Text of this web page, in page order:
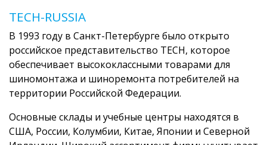
TECH-RUSSIA
В 1993 году в Санкт-Петербурге было открыто
российское представительство TECH, которое
обеспечивает высококлассными товарами для
шиномонтажа и шиноремонта потребителей на
территории Российской Федерации.
Основные склады и учебные центры находятся в
США, России, Колумбии, Китае, Японии и Северной